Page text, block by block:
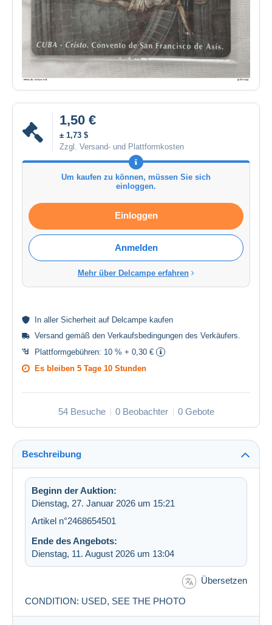
1,50 €
± 1,73 $
Zzgl. Versand- und Plattformkosten
Um kaufen zu können, müssen Sie sich
einloggen.
Einloggen
Anmelden
Mehr über Delcampe erfahren
In aller Sicherheit auf Delcampe kaufen
Versand gemäß den Verkaufsbedingungen des Verkäufers.
Plattformgebühren: 10 % + 0,30 €
Es bleiben 5 Tage 10 Stunden
54 Besuche 0 Beobachter 0 Gebote
Beschreibung
Beginn der Auktion:
Dienstag, 27. Januar 2026 um 15:21
Artikel n°2468654501
Ende des Angebots:
Dienstag, 11. August 2026 um 13:04
Übersetzen
CONDITION: USED, SEE THE PHOTO